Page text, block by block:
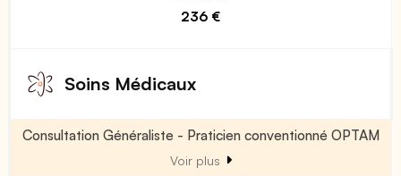
236 €
Soins Médicaux
Consultation Généraliste - Praticien conventionné OPTAM
Voir plus